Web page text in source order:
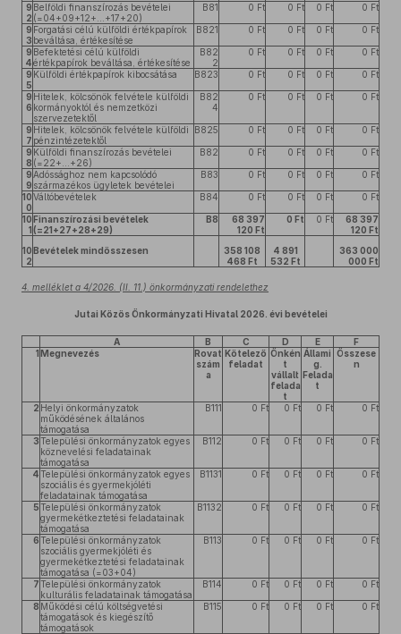
9
2
Belföldi finanszírozás bevételei
(=04+09+12+...+17+20)
B81 0 Ft 0 Ft 0 Ft 0 Ft
9
3
Forgatási célú külföldi értékpapírok
beváltása, értékesítése
B821 0 Ft 0 Ft 0 Ft 0 Ft
9
4
Befektetési célú külföldi
értékpapírok beváltása, értékesítése
B82
2
0 Ft 0 Ft 0 Ft 0 Ft
9
5
Külföldi értékpapírok kibocsátása B823 0 Ft 0 Ft 0 Ft 0 Ft
9
6
Hitelek, kölcsönök felvétele külföldi
kormányoktól és nemzetközi
szervezetektől
B82
4
0 Ft 0 Ft 0 Ft 0 Ft
9
7
Hitelek, kölcsönök felvétele külföldi
pénzintézetektől
B825 0 Ft 0 Ft 0 Ft 0 Ft
9
8
Külföldi finanszírozás bevételei
(=22+...+26)
B82 0 Ft 0 Ft 0 Ft 0 Ft
9
9
Adóssághoz nem kapcsolódó
származékos ügyletek bevételei
B83 0 Ft 0 Ft 0 Ft 0 Ft
10
0
Váltóbevételek B84 0 Ft 0 Ft 0 Ft 0 Ft
10
1
Finanszírozási bevételek
(=21+27+28+29)
B8
68 397
120 Ft
0 Ft 0 Ft
68 397
120 Ft
10
2
Bevételek mindösszesen
358 108
468 Ft
4 891
532 Ft
363 000
000 Ft
4. melléklet a 4/2026. (II. 11.) önkormányzati rendelethez
Jutai Közös Önkormányzati Hivatal 2026. évi bevételei
A B C D E
F
1Megnevezés
Rovat
szám
a
Kötelező
feladat
Önkén
t
vállalt
felada
t
Állami
g.
Felada
t
Összese
n
2 Helyi önkormányzatok
működésének általános
támogatása
B111 0 Ft 0 Ft 0 Ft 0 Ft
3 Települési önkormányzatok egyes
köznevelési feladatainak
támogatása
B112 0 Ft 0 Ft 0 Ft 0 Ft
4 Települési önkormányzatok egyes
szociális és gyermekjóléti
feladatainak támogatása
B1131 0 Ft 0 Ft 0 Ft 0 Ft
5 Települési önkormányzatok
gyermekétkeztetési feladatainak
támogatása
B1132 0 Ft 0 Ft 0 Ft 0 Ft
6 Települési önkormányzatok
szociális gyermekjóléti és
gyermekétkeztetési feladatainak
támogatása (=03+04)
B113 0 Ft 0 Ft 0 Ft 0 Ft
7 Települési önkormányzatok
kulturális feladatainak támogatása
B114 0 Ft 0 Ft 0 Ft 0 Ft
8 Működési célú költségvetési
támogatások és kiegészítő
támogatások
B115 0 Ft 0 Ft 0 Ft 0 Ft